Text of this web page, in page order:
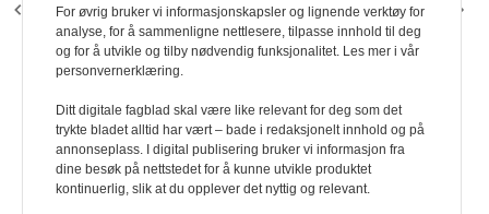
FORRIGE ARTIKKEL
Nyansatte i
administrasjonen
NESTE ARTIKKEL
Samboeravtale
For øvrig bruker vi informasjonskapsler og lignende verktøy for
analyse, for å sammenligne nettlesere, tilpasse innhold til deg
og for å utvikle og tilby nødvendig funksjonalitet. Les mer i vår
personvernerklæring.
Ditt digitale fagblad skal være like relevant for deg som det
trykte bladet alltid har vært – bade i redaksjonelt innhold og på
annonseplass. I digital publisering bruker vi informasjon fra
dine besøk på nettstedet for å kunne utvikle produktet
kontinuerlig, slik at du opplever det nyttig og relevant.